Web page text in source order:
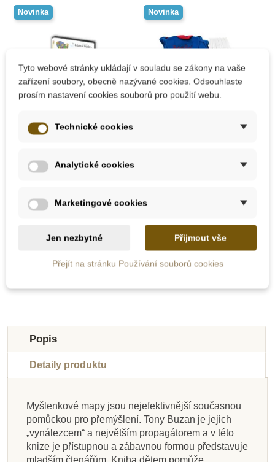
Novinka
GoKids DVD Bath
Novinka
GoKids English Sada
1 477 Kč
Přidat do košíku
Skladem
Co jsou hvězdy?
Skladem
GoKids My English
Výprodej
Skladem
Zima ve světě zvířat
Na dotaz
Jak věci fungují
Skladem
GoKids My English
Skladem
Moje první kniha o
Skladem
Moje malé pokusy -
Novinka
Skladem
INFOA Výukové karty
Popis
Detaily produktu
Myšlenkové mapy jsou nejefektivnější současnou
pomůckou pro přemýšlení. Tony Buzan je jejich
„vynálezcem“ a největším propagátorem a v této
knize je přístupnou a zábavnou formou představuje
Tyto webové stránky ukládají v souladu se zákony na vaše
zařízení soubory, obecně nazývané cookies. Odsouhlaste
prosím nastavení cookies souborů pro použití webu.
Technické cookies
Analytické cookies
Marketingové cookies
Jen nezbytné Přijmout vše
Přejít na stránku Používání souborů cookies